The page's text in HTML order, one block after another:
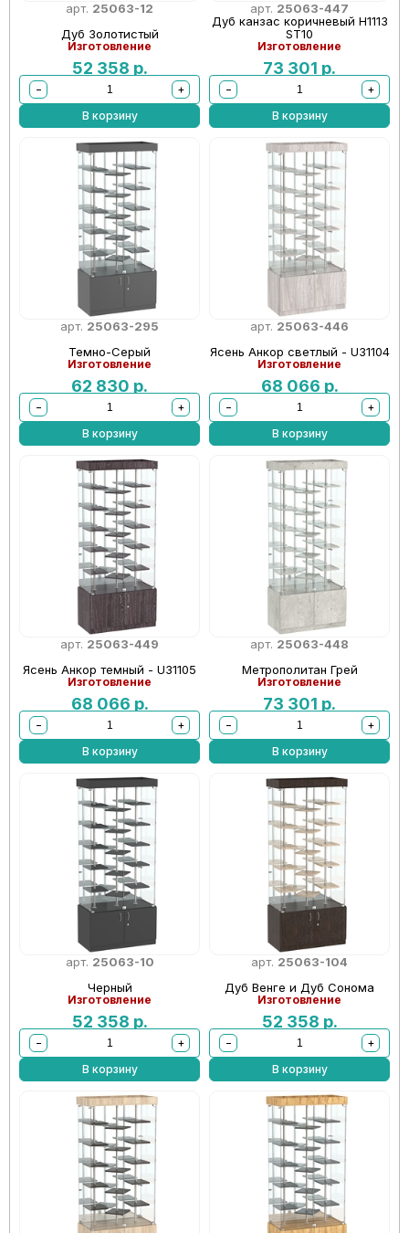
арт. 25063-12
Дуб Золотистый
Изготовление
52 358 р.
−
+
В корзину
арт. 25063-447
Дуб канзас коричневый Н1113
ST10
Изготовление
73 301 р.
−
+
В корзину
арт. 25063-295
Темно-Серый
Изготовление
62 830 р.
−
+
В корзину
арт. 25063-446
Ясень Анкор светлый - U31104
Изготовление
68 066 р.
−
+
В корзину
арт. 25063-449
Ясень Анкор темный - U31105
Изготовление
68 066 р.
−
+
В корзину
арт. 25063-448
Метрополитан Грей
Изготовление
73 301 р.
−
+
В корзину
арт. 25063-10
Черный
Изготовление
52 358 р.
−
+
В корзину
арт. 25063-104
Дуб Венге и Дуб Сонома
Изготовление
52 358 р.
−
+
В корзину